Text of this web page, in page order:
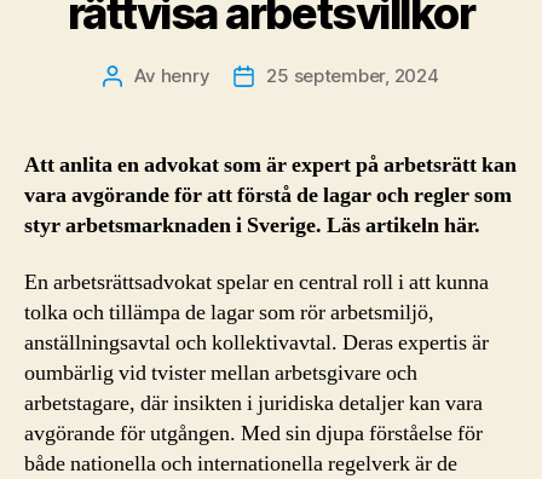
rättvisa arbetsvillkor
Inläggsförfattare
Av henry Inläggsdatum
25 september, 2024
Att anlita en advokat som är expert på arbetsrätt kan
vara avgörande för att förstå de lagar och regler som
styr arbetsmarknaden i Sverige. Läs artikeln här.
En arbetsrättsadvokat spelar en central roll i att kunna
tolka och tillämpa de lagar som rör arbetsmiljö,
anställningsavtal och kollektivavtal. Deras expertis är
oumbärlig vid tvister mellan arbetsgivare och
arbetstagare, där insikten i juridiska detaljer kan vara
avgörande för utgången. Med sin djupa förståelse för
både nationella och internationella regelverk är de